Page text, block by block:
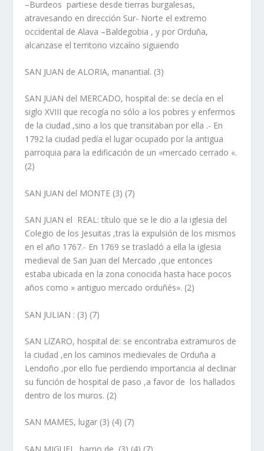
–Burdeos partiese desde tierras burgalesas,
atravesando en dirección Sur- Norte el extremo
occidental de Alava –Baldegobia , y por Orduña,
alcanzase el territorio vizcaí­no siguiendo
SAN JUAN de ALORIA, manantial. (3)
SAN JUAN del MERCADO, hospital de: se decí­a en el
siglo XVIII que recogí­a no sólo a los pobres y enfermos
de la ciudad ,sino a los que transitaban por ella .- En
1792 la ciudad pedí­a el lugar ocupado por la antigua
parroquia para la edificación de un «mercado cerrado «.
(2)
SAN JUAN del MONTE (3) (7)
SAN JUAN el REAL: tí­tulo que se le dio a la iglesia del
Colegio de los Jesuitas ,tras la expulsión de los mismos
en el año 1767.- En 1769 se trasladó a ella la iglesia
medieval de San Juan del Mercado ,que entonces
estaba ubicada en la zona conocida hasta hace pocos
años como » antiguo mercado orduñés». (2)
SAN JULIAN : (3) (7)
SAN LíZARO, hospital de: se encontraba extramuros de
la ciudad ,en los caminos medievales de Orduña a
Lendoño ,por ello fue perdiendo importancia al declinar
su función de hospital de paso ,a favor de los hallados
dentro de los muros. (2)
SAN MAMES, lugar (3) (4) (7)
SAN MIGUEL, barrio de (3) (4) (7)